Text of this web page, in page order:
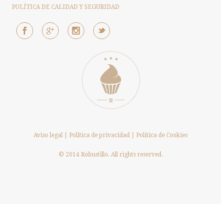
POLÍTICA DE CALIDAD Y SEGURIDAD
Aviso legal Política de privacidad Política de Cookies
© 2014 Robustillo. All rights reserved.